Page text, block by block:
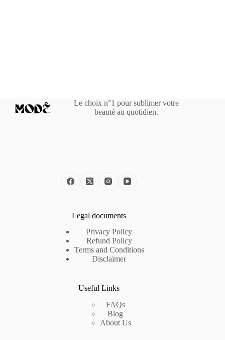
Le choix n°1 pour sublimer votre
beauté au quotidien.
Legal documents
Privacy Policy
Refund Policy
Terms and Conditions
Disclaimer
Useful Links
FAQs
Blog
About Us